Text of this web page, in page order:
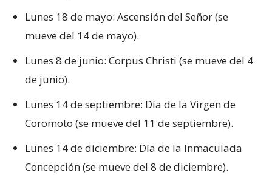
Lunes 18 de mayo: Ascensión del Señor (se
mueve del 14 de mayo).
Lunes 8 de junio: Corpus Christi (se mueve del 4
de junio).
Lunes 14 de septiembre: Día de la Virgen de
Coromoto (se mueve del 11 de septiembre).
Lunes 14 de diciembre: Día de la Inmaculada
Concepción (se mueve del 8 de diciembre).